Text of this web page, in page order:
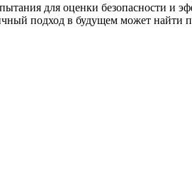
для оценки безопасности и
подход в будущем может найти